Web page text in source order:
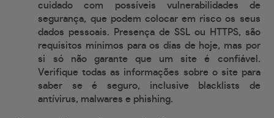
cuidado com possíveis vulnerabilidades de
segurança, que podem colocar em risco os seus
dados pessoais. Presença de SSL ou HTTPS, são
requisitos mínimos para os dias de hoje, mas por
si só não garante que um site é confiável.
Verifique todas as informações sobre o site para
saber se é seguro, inclusive blacklists de
antívirus, malwares e phishing.